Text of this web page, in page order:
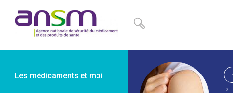
Les médicaments et moi